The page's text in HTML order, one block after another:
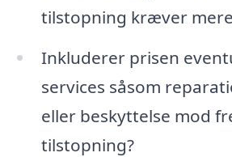
tilstopning kræver
Inkluderer prisen
services såsom
eller beskyttelse mod
tilstopning?